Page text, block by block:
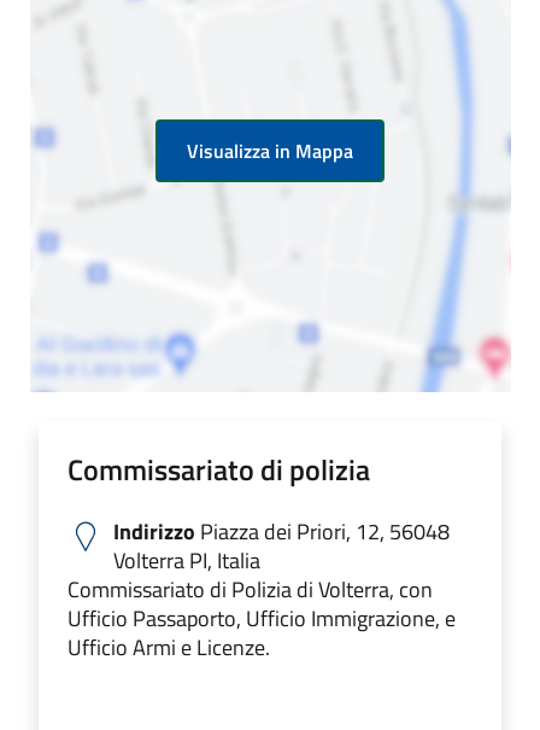
Visualizza in Mappa
Commissariato di polizia
Indirizzo Piazza dei Priori, 12, 56048
Volterra PI, Italia
Commissariato di Polizia di Volterra, con
Ufficio Passaporto, Ufficio Immigrazione, e
Ufficio Armi e Licenze.